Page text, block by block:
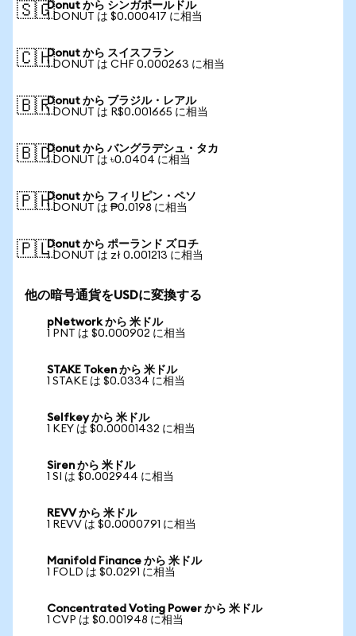
🇸🇬Donut から シンガポールドル
1 DONUT は $0.000417 に相当
🇨🇭Donut から スイスフラン
1 DONUT は CHF 0.000263 に相当
🇧🇷Donut から ブラジル・レアル
1 DONUT は R$0.001665 に相当
🇧🇩Donut から バングラデシュ・タカ
1 DONUT は ৳0.0404 に相当
🇵🇭Donut から フィリピン・ペソ
1 DONUT は ₱0.0198 に相当
🇵🇱Donut から ポーランド ズロチ
1 DONUT は zł 0.001213 に相当
他の暗号通貨をUSDに変換する
pNetwork から 米ドル
1 PNT は $0.000902 に相当
STAKE Token から 米ドル
1 STAKE は $0.0334 に相当
Selfkey から 米ドル
1 KEY は $0.00001432 に相当
Siren から 米ドル
1 SI は $0.002944 に相当
REVV から 米ドル
1 REVV は $0.0000791 に相当
Manifold Finance から 米ドル
1 FOLD は $0.0291 に相当
Concentrated Voting Power から 米ドル
1 CVP は $0.001948 に相当